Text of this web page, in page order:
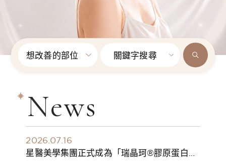
想改善的部位 關鍵字搜尋
News
2026.07.16
星醫美學集團正式成為「瑞晶珂®膠原蛋白植